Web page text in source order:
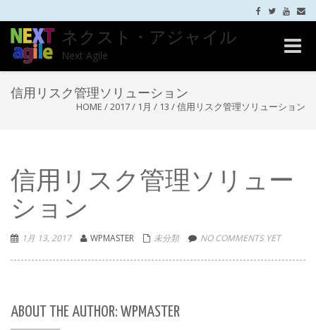
ネクスト・アジャイル
Next Agile
Toggle
信用リスク管理ソリューション
HOME /2017/ 1月 / 13 /信用リスク管理ソリューション
信用リスク管理ソリュー
ション
1月 13, 2017 WPMASTER 未分類 NO COMMENTS YET
ABOUT THE AUTHOR: WPMASTER